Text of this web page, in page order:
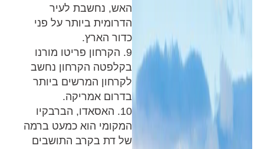
האש, נחשבת לעיר
הדרומית ביותר על פני
כדור הארץ.
9. הקרחון פריטו מורנו
בקלפטה הקרחון נחשב
לקרחון המרשים ביותר
בדרום אמריקה.
10. האסאדו, הברבקיו
המקומי הוא כמעט ברמה
של דת בקרב התושבים